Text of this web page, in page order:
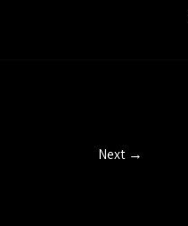
Next →